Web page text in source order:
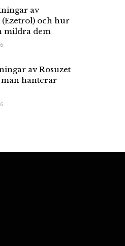
av
(Ezetrol) och hur
mildra dem
av Rosuzet
hanterar